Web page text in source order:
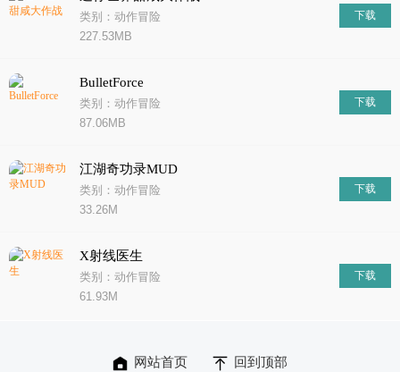
类别：动作冒险
227.53MB
下载
BulletForce
类别：动作冒险
87.06MB
下载
江湖奇功录MUD
类别：动作冒险
33.26M
下载
X射线医生
类别：动作冒险
61.93M
下载
网站首页 回到顶部